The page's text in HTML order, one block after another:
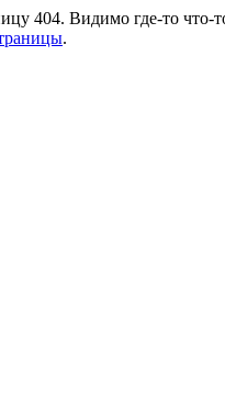
404. Видимо где-то что-
.